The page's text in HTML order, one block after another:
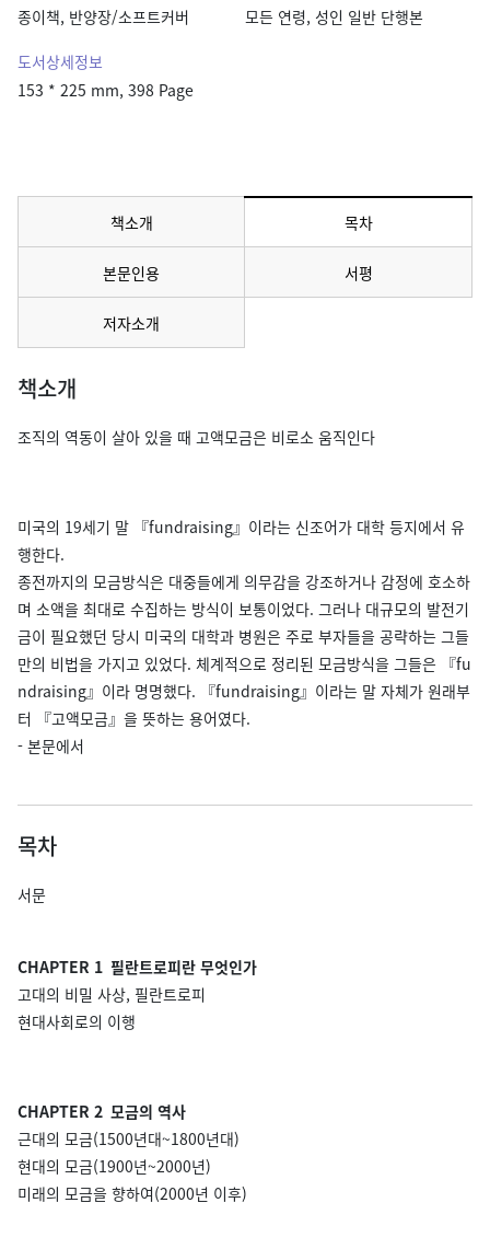
종이책, 반양장/소프트커버
모든 연령, 성인 일반 단행본
도서상세정보
153 * 225 mm, 398 Page
책소개 목차메뉴 선택됨
본문인용
서평
저자소개
책소개
조직의 역동이 살아 있을 때 고액모금은 비로소 움직인다
미국의 19세기 말 『fundraising』이라는 신조어가 대학 등지에서 유
행한다.
종전까지의 모금방식은 대중들에게 의무감을 강조하거나 감정에 호소하
며 소액을 최대로 수집하는 방식이 보통이었다. 그러나 대규모의 발전기
금이 필요했던 당시 미국의 대학과 병원은 주로 부자들을 공략하는 그들
만의 비법을 가지고 있었다. 체계적으로 정리된 모금방식을 그들은 『fu
ndraising』이라 명명했다. 『fundraising』이라는 말 자체가 원래부
터 『고액모금』을 뜻하는 용어였다.
- 본문에서
목차
서문
CHAPTER 1 필란트로피란 무엇인가
고대의 비밀 사상, 필란트로피
현대사회로의 이행
CHAPTER 2 모금의 역사
근대의 모금(1500년대~1800년대)
현대의 모금(1900년~2000년)
미래의 모금을 향하여(2000년 이후)